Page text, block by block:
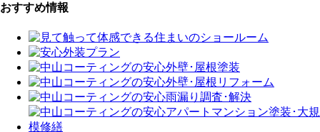
おすすめ情報